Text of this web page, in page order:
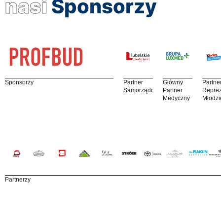
nasi Sponsorzy
Sponsorzy
Partner
Samorządowy
Główny
Partner
Medyczny
Partnerzy